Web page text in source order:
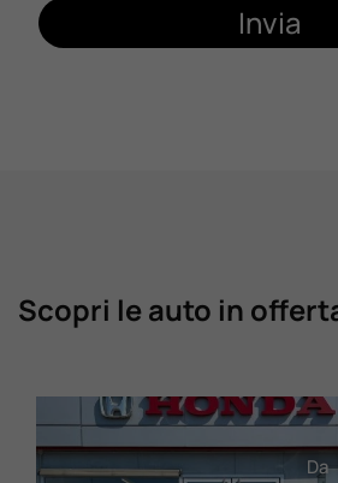
Invia
Scopri le auto in
Da